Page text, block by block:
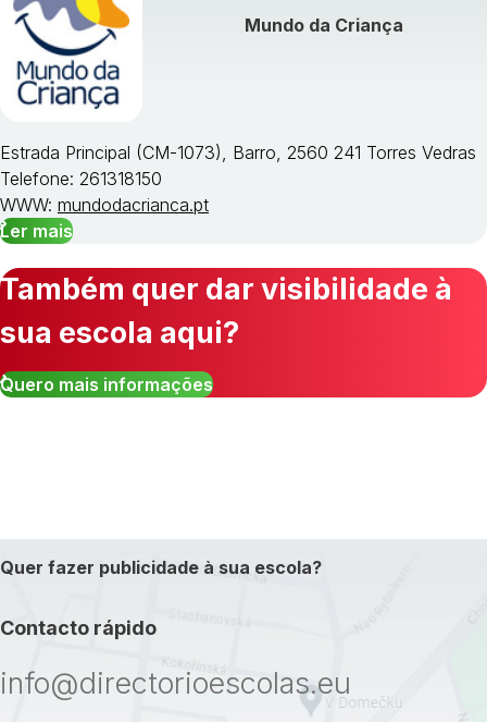
Mundo da Criança
Estrada Principal (CM-1073), Barro, 2560 241 Torres Vedras
Telefone: 261318150
WWW: mundodacrianca.pt
Ler mais
Também quer dar visibilidade à
sua escola aqui?
Quero mais informações
Quer fazer publicidade à sua escola?
Contacto rápido
info@directorioescolas.eu